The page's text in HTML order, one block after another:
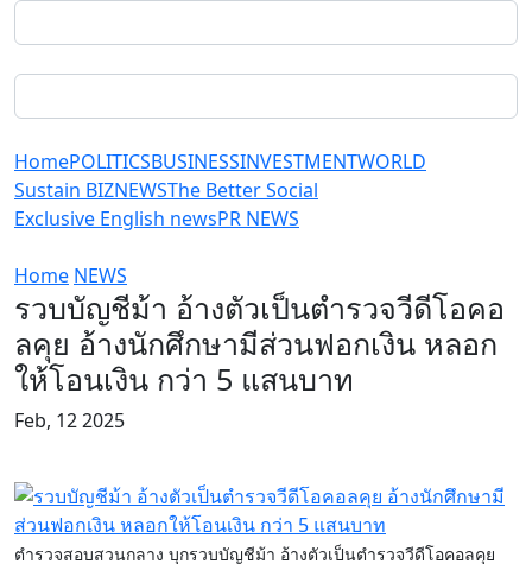
HomePOLITICSBUSINESSINVESTMENTWORLD
Sustain BIZNEWSThe Better Social
Exclusive English newsPR NEWS
Home NEWS
รวบบัญชีม้า อ้างตัวเป็นตำรวจวีดีโอคอ
ลคุย อ้างนักศึกษามีส่วนฟอกเงิน หลอก
ให้โอนเงิน กว่า 5 แสนบาท
Feb, 12 2025
ตำรวจสอบสวนกลาง บุกรวบบัญชีม้า อ้างตัวเป็นตำรวจวีดีโอคอลคุย